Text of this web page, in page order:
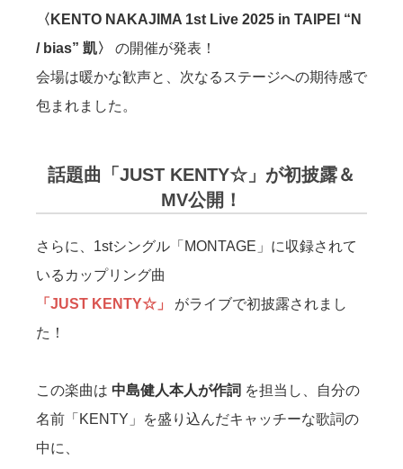
〈KENTO NAKAJIMA 1st Live 2025 in TAIPEI “N
/ bias” 凱〉
の開催が発表！
会場は暖かな歓声と、次なるステージへの期待感で
包まれました。
話題曲「JUST KENTY☆」が初披露＆
MV公開！
さらに、1stシングル「MONTAGE」に収録されて
いるカップリング曲
「JUST KENTY☆」
がライブで初披露されまし
た！
この楽曲は 中島健人本人が作詞 を担当し、自分の
名前「KENTY」を盛り込んだキャッチーな歌詞の
中に、